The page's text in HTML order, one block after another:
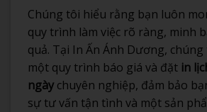
Chúng tôi hiểu rằng bạn luôn
quy trình làm việc rõ ràng, minh
quả. Tại In Ấn Ánh Dương,
một quy trình báo giá và đặt in
ngày chuyên nghiệp, đảm bảo
sự tư vấn tận tình và một sản